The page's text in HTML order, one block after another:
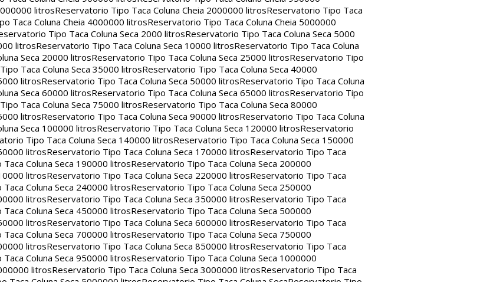
litrosReservatorio Tipo Taca Coluna Cheia 2000000 litrosReservatorio Tipo Taca
Taca Coluna Cheia 4000000 litrosReservatorio Tipo Taca Coluna Cheia 5000000
Tipo Taca Coluna Seca 2000 litrosReservatorio Tipo Taca Coluna Seca 5000
litrosReservatorio Tipo Taca Coluna Seca 10000 litrosReservatorio Tipo Taca Coluna
Seca 20000 litrosReservatorio Tipo Taca Coluna Seca 25000 litrosReservatorio Tipo
Taca Coluna Seca 35000 litrosReservatorio Tipo Taca Coluna Seca 40000
litrosReservatorio Tipo Taca Coluna Seca 50000 litrosReservatorio Tipo Taca Coluna
Seca 60000 litrosReservatorio Tipo Taca Coluna Seca 65000 litrosReservatorio Tipo
Taca Coluna Seca 75000 litrosReservatorio Tipo Taca Coluna Seca 80000
litrosReservatorio Tipo Taca Coluna Seca 90000 litrosReservatorio Tipo Taca Coluna
Seca 100000 litrosReservatorio Tipo Taca Coluna Seca 120000 litrosReservatorio
Tipo Taca Coluna Seca 140000 litrosReservatorio Tipo Taca Coluna Seca 150000
litrosReservatorio Tipo Taca Coluna Seca 170000 litrosReservatorio Tipo Taca
Coluna Seca 190000 litrosReservatorio Tipo Taca Coluna Seca 200000
litrosReservatorio Tipo Taca Coluna Seca 220000 litrosReservatorio Tipo Taca
Coluna Seca 240000 litrosReservatorio Tipo Taca Coluna Seca 250000
litrosReservatorio Tipo Taca Coluna Seca 350000 litrosReservatorio Tipo Taca
Coluna Seca 450000 litrosReservatorio Tipo Taca Coluna Seca 500000
litrosReservatorio Tipo Taca Coluna Seca 600000 litrosReservatorio Tipo Taca
Coluna Seca 700000 litrosReservatorio Tipo Taca Coluna Seca 750000
litrosReservatorio Tipo Taca Coluna Seca 850000 litrosReservatorio Tipo Taca
Coluna Seca 950000 litrosReservatorio Tipo Taca Coluna Seca 1000000
litrosReservatorio Tipo Taca Coluna Seca 3000000 litrosReservatorio Tipo Taca